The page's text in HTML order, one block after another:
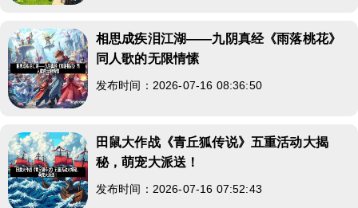
相思成疾泪江湖——九阴真经《雨落桃花》
同人歌的无限情愫
发布时间：2026-07-16 08:36:50
田鼠大作战《青丘狐传说》五重活动大揭
秘，萌宠大派送！
发布时间：2026-07-16 07:52:43